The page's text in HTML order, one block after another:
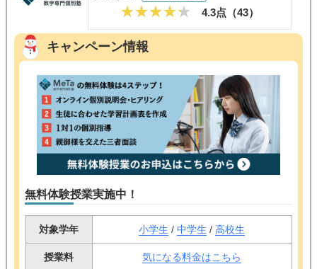
4.3点（43）
キャンペーン情報
無料体験授業実施中！
対象学年 小学生 / 中学生 / 高校生
授業料 気になる料金はこちら